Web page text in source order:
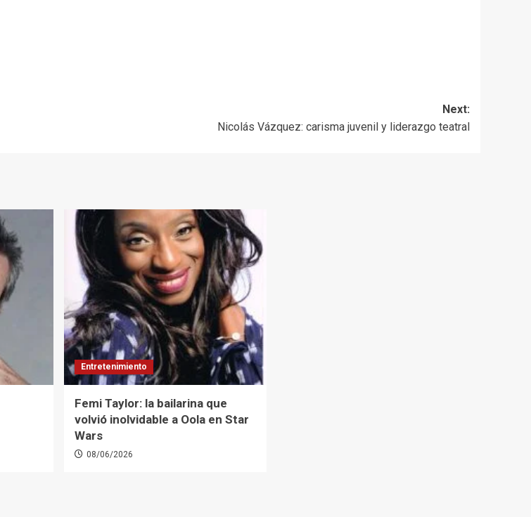
Next:
Nicolás Vázquez: carisma juvenil y liderazgo teatral
Entretenimiento
Femi Taylor: la bailarina que
volvió inolvidable a Oola en Star
Wars
08/06/2026